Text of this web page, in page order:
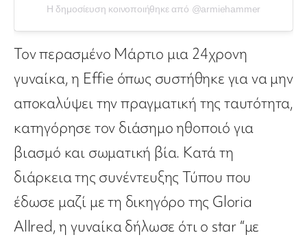
Η δημοσίευση κοινοποιήθηκε από @armiehammer
Τον περασμένο Μάρτιο μια 24χρονη
γυναίκα, η Effie όπως συστήθηκε για να μην
αποκαλύψει την πραγματική της ταυτότητα,
κατηγόρησε τον διάσημο ηθοποιό για
βιασμό και σωματική βία. Κατά τη
διάρκεια της συνέντευξης Τύπου που
έδωσε μαζί με τη δικηγόρο της Gloria
Allred, η γυναίκα δήλωσε ότι ο star “με